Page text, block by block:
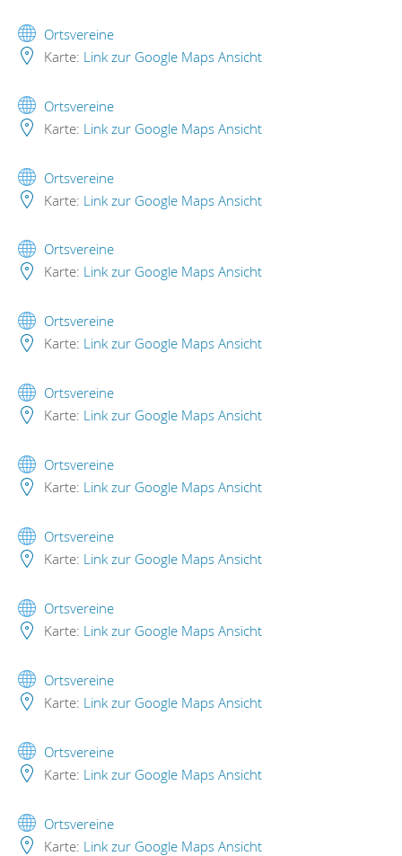
Ortsvereine
Karte: Link zur Google Maps Ansicht
Ortsvereine
Karte: Link zur Google Maps Ansicht
Ortsvereine
Karte: Link zur Google Maps Ansicht
Ortsvereine
Karte: Link zur Google Maps Ansicht
Ortsvereine
Karte: Link zur Google Maps Ansicht
Ortsvereine
Karte: Link zur Google Maps Ansicht
Ortsvereine
Karte: Link zur Google Maps Ansicht
Ortsvereine
Karte: Link zur Google Maps Ansicht
Ortsvereine
Karte: Link zur Google Maps Ansicht
Ortsvereine
Karte: Link zur Google Maps Ansicht
Ortsvereine
Karte: Link zur Google Maps Ansicht
Ortsvereine
Karte: Link zur Google Maps Ansicht